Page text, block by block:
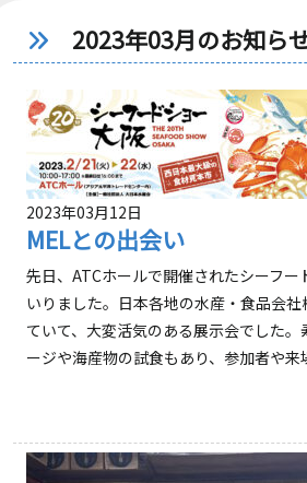
2023年03月のお知ら
2023年03月12日
MELとの出会い
先日、ATCホールで開催されたシーフー
いりました。日本各地の水産・食品会
ていて、大変活気のある展示会でした。
ージや海産物の試食もあり、参加者や